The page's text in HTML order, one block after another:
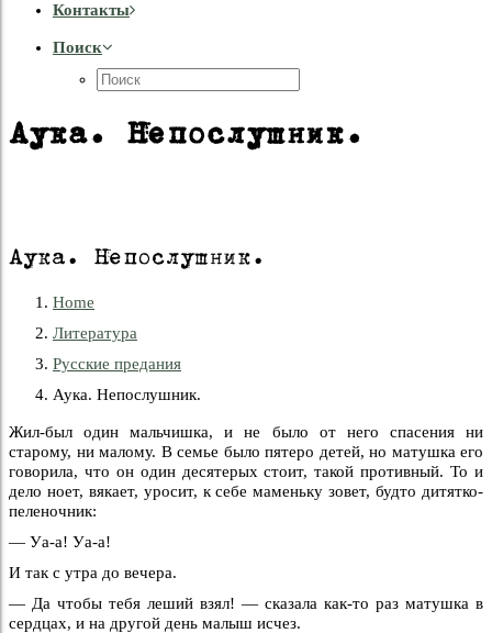
Контакты
Поиск
Аука. Непослушник.
Аука. Непослушник.
Home
Литература
Русские предания
Аука. Непослушник.
Жил-был один мальчишка, и не было от него спасения ни
старому, ни малому. В семье было пятеро детей, но матушка его
говорила, что он один десятерых стоит, такой противный.То и
дело ноет, вякает, уросит, к себе маменьку зовет, будто дитятко-
пеленочник:
— Уа-а! Уа-а!
И так с утра до вечера.
— Да чтобы тебя леший взял! — сказала как-то раз матушка в
сердцах, и на другой день малыш исчез.